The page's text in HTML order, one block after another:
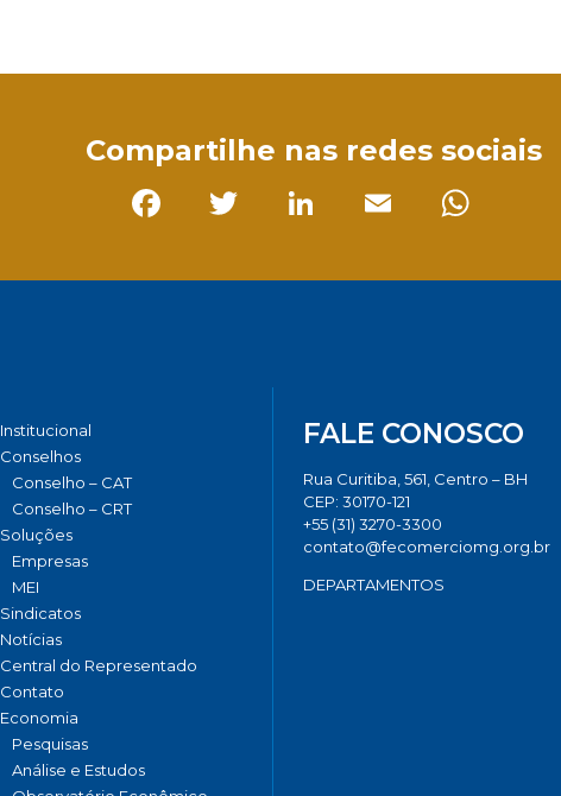
Compartilhe nas redes sociais
Institucional
Conselhos
Conselho – CAT
Conselho – CRT
Soluções
Empresas
MEI
Sindicatos
Notícias
Central do Representado
Contato
Economia
Pesquisas
Análise e Estudos
FALE CONOSCO
Rua Curitiba, 561, Centro – BH
CEP: 30170-121
+55 (31) 3270-3300
contato@fecomerciomg.org.br
DEPARTAMENTOS